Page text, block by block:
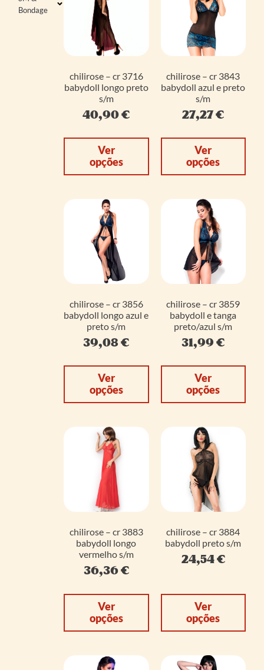
Bondage
chilirose – cr 3716
babydoll longo preto
s/m
40,90€
Ver
opções
chilirose – cr 3843
babydoll azul e preto
s/m
27,27€
Ver
opções
chilirose – cr 3856
babydoll longo azul e
preto s/m
39,08€
Ver
opções
chilirose – cr 3859
babydoll e tanga
preto/azul s/m
31,99€
Ver
opções
chilirose – cr 3883
babydoll longo
vermelho s/m
36,36€
Ver
opções
chilirose – cr 3884
babydoll preto s/m
24,54€
Ver
opções